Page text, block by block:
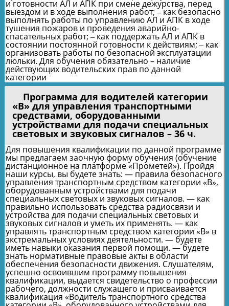
и готовности АЛ и АПК при смене дежурства, перед
выездом и в ходе выполнения работ; ‒ как безопасно
выполнять работы по управлению АЛ и АПК в ходе
тушения пожаров и проведения аварийно-
спасательных работ; ‒ как поддержать АЛ и АПК в
состоянии постоянной готовности к действиям; ‒ как
организовать работы по безопасной эксплуатации
люльки. Для обучения обязательно – наличие
действующих водительских прав по данной
категории
Программа для водителей категории
«В» для управления транспортными
средствами, оборудованными
устройствами для подачи специальных
световых и звуковых сигналов – 36 ч.
Для повышения квалификации по данной программе
мы предлагаем заочную форму обучения (обучение
дистанционное на платформе «Прометей»). Пройдя
наши курсы, вы будете знать: — правила безопасного
управления транспортным средством категории «В»,
оборудованным устройствами для подачи
специальных световых и звуковых сигналов. — как
правильно использовать средства радиосвязи и
устройства для подачи специальных световых и
звуковых сигналов и уметь их применять. — как
управлять транспортным средством категории «В» в
экстремальных условиях деятельности. — будете
иметь навыки оказания первой помощи. — будете
знать нормативные правовые акты в области
обеспечения безопасности движения. Слушателям,
успешно освоившим программу повышения
квалификации, выдается свидетельство о профессии
рабочего, должности служащего и присваивается
квалификация «Водитель транспортного средства